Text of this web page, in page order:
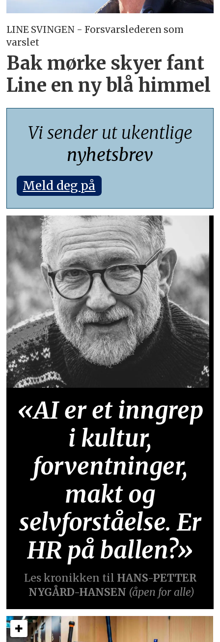
LINE SVINGEN - Forsvarslederen som
varslet
Bak mørke skyer fant
Line en ny blå himmel
Vi sender ut ukentlige
nyhetsbrev
Meld deg på
«AI er et inngrep
i kultur,
forventninger,
makt og
selvforståelse. Er
HR på ballen?»
Les kronikken til HANS-PETTER
NYGÅRD-HANSEN (åpen for alle)